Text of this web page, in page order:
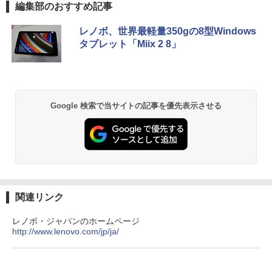
5
本日超得 P5倍｜MS Office 2024 H&B 搭
載｜中古 2in1 ノートパソコン Windows
ッチパネル WEBカメラ LTE 対応｜中古
パソコン 2-in-1 タブレットPC
￥49,800
【マラソン値引中！RTX5070搭載 国内組
立 新品】ゲーミングPC RTX5070 Ryzen
7 5700X メモリ32GB SSD1TB Window
グパソコン ゲーム 本体のみ
￥260,775
￥18,090
薬屋のひとりごと 17巻 (デジタル版ビッグガ
ンガンコミックス)
￥770
エース)
コミックスDIGITAL)
スーパーの裏でヤニ吸うふたり 9巻 (デジタル
編集部のおすすめ記事
レノボ、世界最軽量350gの8型Windows
タブレット「Miix 2 8」
Google 検索で当サイトの記事を優先表示させる
関連リンク
レノボ・ジャパンのホームページ
http://www.lenovo.com/jp/ja/